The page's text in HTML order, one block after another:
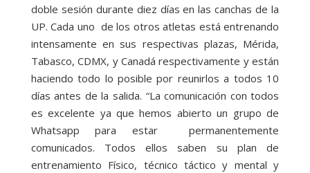
doble sesión durante diez días en las canchas de la
UP. Cada uno de los otros atletas está entrenando
intensamente en sus respectivas plazas, Mérida,
Tabasco, CDMX, y Canadá respectivamente y están
haciendo todo lo posible por reunirlos a todos 10
días antes de la salida. “La comunicación con todos
es excelente ya que hemos abierto un grupo de
Whatsapp para estar permanentemente
comunicados. Todos ellos saben su plan de
entrenamiento Físico, técnico táctico y mental y